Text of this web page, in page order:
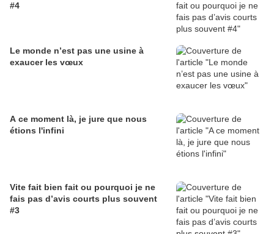
#4
Le monde n’est pas une usine à
exaucer les vœux
A ce moment là, je jure que nous
étions l'infini
Vite fait bien fait ou pourquoi je ne
fais pas d’avis courts plus souvent
#3